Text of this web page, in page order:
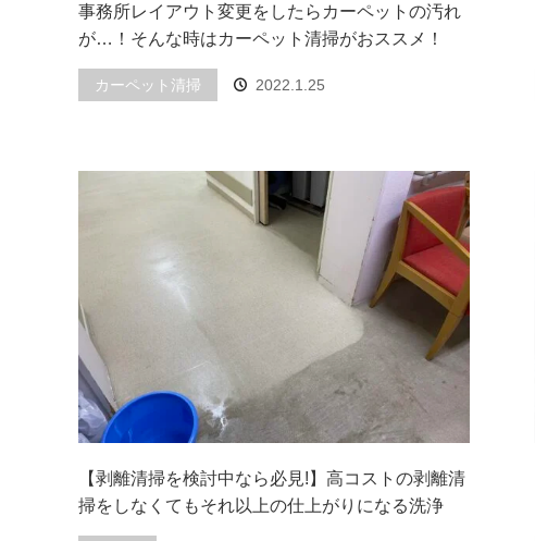
事務所レイアウト変更をしたらカーペットの汚れ
が…！そんな時はカーペット清掃がおススメ！
カーペット清掃 2022.1.25
【剥離清掃を検討中なら必見!】高コストの剥離清
掃をしなくてもそれ以上の仕上がりになる洗浄